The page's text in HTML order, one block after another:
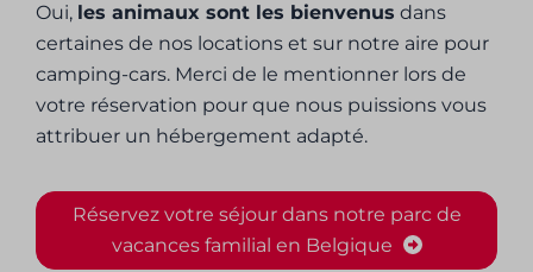
Oui, les animaux sont les bienvenus dans
certaines de nos locations et sur notre aire pour
camping-cars. Merci de le mentionner lors de
votre réservation pour que nous puissions vous
attribuer un hébergement adapté.
Réservez votre séjour dans notre parc de
vacances familial en Belgique